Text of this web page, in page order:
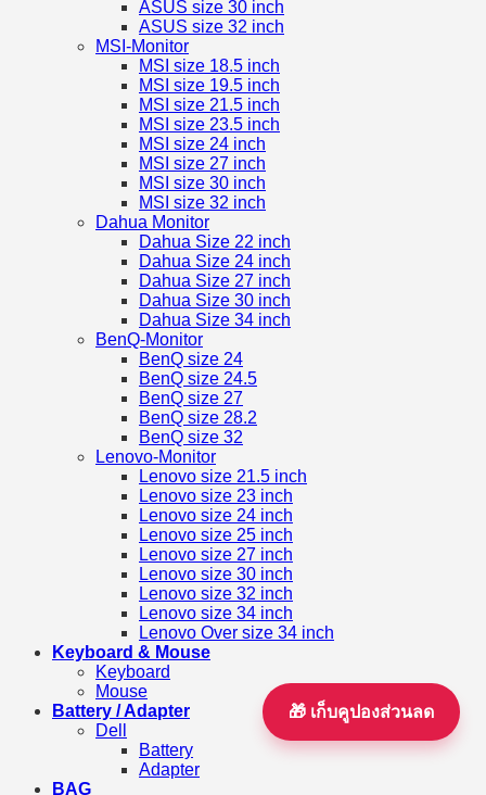
ASUS size 30 inch
ASUS size 32 inch
MSI-Monitor
MSI size 18.5 inch
MSI size 19.5 inch
MSI size 21.5 inch
MSI size 23.5 inch
MSI size 24 inch
MSI size 27 inch
MSI size 30 inch
MSI size 32 inch
Dahua Monitor
Dahua Size 22 inch
Dahua Size 24 inch
Dahua Size 27 inch
Dahua Size 30 inch
Dahua Size 34 inch
BenQ-Monitor
BenQ size 24
BenQ size 24.5
BenQ size 27
BenQ size 28.2
BenQ size 32
Lenovo-Monitor
Lenovo size 21.5 inch
Lenovo size 23 inch
Lenovo size 24 inch
Lenovo size 25 inch
Lenovo size 27 inch
Lenovo size 30 inch
Lenovo size 32 inch
Lenovo size 34 inch
Lenovo Over size 34 inch
Keyboard & Mouse
Keyboard
Mouse
Battery / Adapter
Dell
Battery
Adapter
BAG
🎁 เก็บคูปองส่วนลด